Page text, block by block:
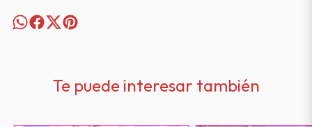
Te puede interesar también